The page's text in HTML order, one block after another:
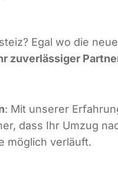
Egal wo die
zuverlässiger
: Mit unserer
dass Ihr Umzug
möglich verläuft.